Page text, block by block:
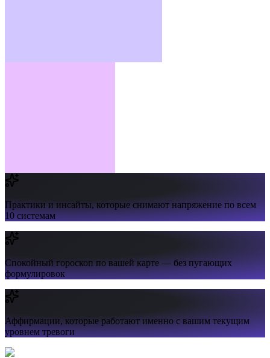
Практики и инсайты,которые снимают напряжение по всем
10 системам
Спокойный гороскоппо вашей карте — без пугающих
формулировок
Аффирмации,которые работают именно с вашим текущим
уровнем тревоги